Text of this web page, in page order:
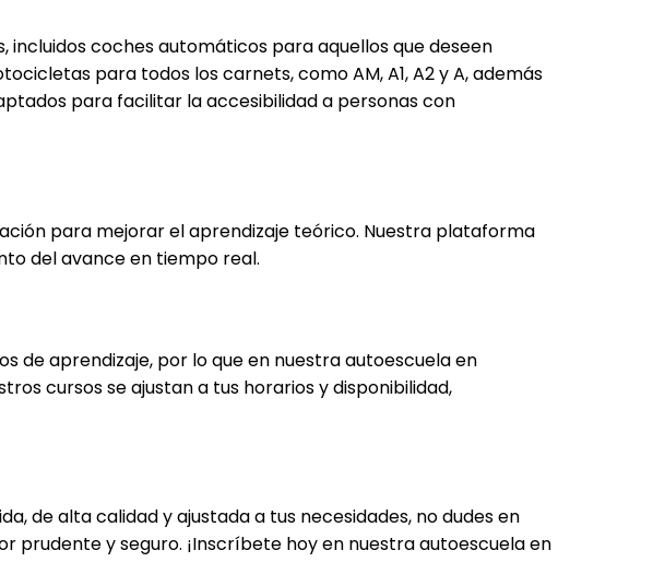
coches automáticos para aquellos que deseen
para todos los carnets, como AM, A1, A2 y A, además
para facilitar la accesibilidad a personas con
para mejorar el aprendizaje teórico. Nuestra plataforma
del avance en tiempo real.
de aprendizaje, por lo que en nuestra autoescuela en
cursos se ajustan a tus horarios y disponibilidad,
de alta calidad y ajustada a tus necesidades, no dudes en
y seguro. ¡Inscríbete hoy en nuestra autoescuela en